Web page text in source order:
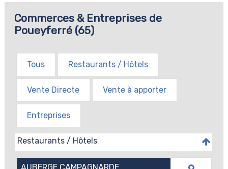
Commerces & Entreprises de
Poueyferré (65)
Tous Restaurants / Hôtels
Vente Directe Vente à apporter
Entreprises
Restaurants / Hôtels